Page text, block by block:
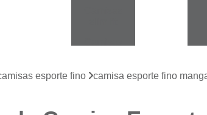
esporte fino camisa esporte fino